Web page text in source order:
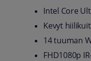
Intel Core
Kevyt
14 tuuman
FHD1080p